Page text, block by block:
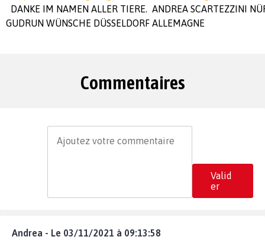
DANKE IM NAMEN ALLER TIERE. ANDREA SCARTEZZINI
GUDRUN WÜNSCHE DÜSSELDORF ALLEMAGNE
Commentaires
Valid
er
Andrea - Le 03/11/2021 à 09:13:58